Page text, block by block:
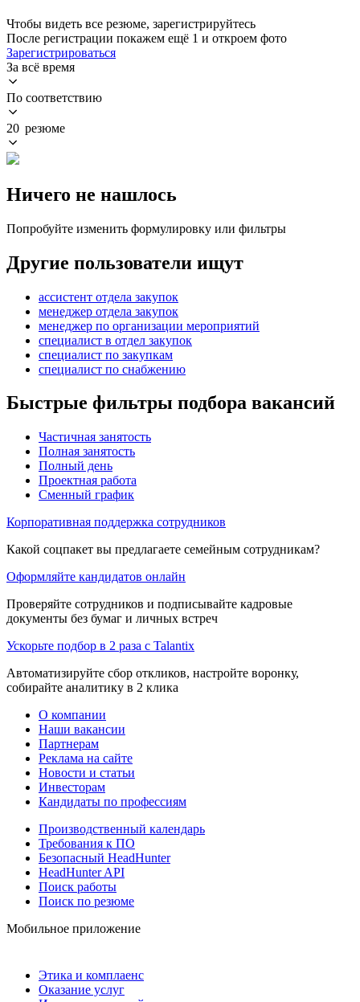
Чтобы видеть все резюме, зарегистрируйтесь
После регистрации покажем ещё 1 и откроем фото
Зарегистрироваться
За всё время
По соответствию
20 резюме
Ничего не нашлось
Попробуйте изменить формулировку или фильтры
Другие пользователи ищут
ассистент отдела закупок
менеджер отдела закупок
менеджер по организации мероприятий
специалист в отдел закупок
специалист по закупкам
специалист по снабжению
Быстрые фильтры подбора вакансий
Частичная занятость
Полная занятость
Полный день
Проектная работа
Сменный график
Корпоративная поддержка сотрудников
Какой соцпакет вы предлагаете семейным сотрудникам?
Оформляйте кандидатов онлайн
Проверяйте сотрудников и подписывайте кадровые
документы без бумаг и личных встреч
Ускорьте подбор в 2 раза с Talantix
Автоматизируйте сбор откликов, настройте воронку,
собирайте аналитику в 2 клика
О компании
Наши вакансии
Партнерам
Реклама на сайте
Новости и статьи
Инвесторам
Кандидаты по профессиям
Производственный календарь
Требования к ПО
Безопасный HeadHunter
HeadHunter API
Поиск работы
Поиск по резюме
Мобильное приложение
Этика и комплаенс
Оказание услуг